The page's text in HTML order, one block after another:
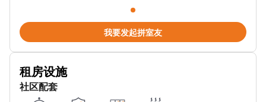
Blackwall Lane (Stop Mu)
DLR West Silvertown
DLR Royal Victoria
Coldharbour Stop F
我要发起拼室友
租房设施
社区配套